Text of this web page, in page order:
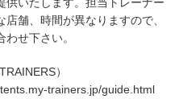
舗、時間が異なりますので、
せ下さい。
）
trainers.jp/guide.html